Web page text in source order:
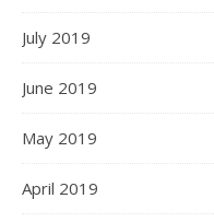
July 2019
June 2019
May 2019
April 2019